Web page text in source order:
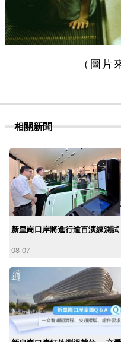
（圖片
相關新聞
新皇崗口岸將進行逾百演練測試
08-07